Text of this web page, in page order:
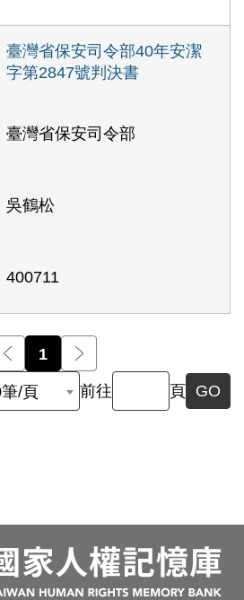
臺灣省保安司令部40年安潔
字第2847號判決書
臺灣省保安司令部
吳鶴松
400711
前一頁
1
/頁 前往 頁 GO